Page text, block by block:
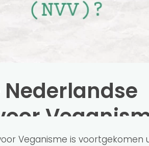
Veganisme is voortgekomen